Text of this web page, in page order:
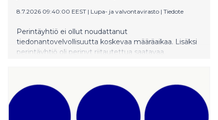
8.7.2026 09:40:00 EEST | Lupa- ja valvontavirasto | Tiedote
Perintäyhtiö ei ollut noudattanut
tiedonantovelvollisuutta koskevaa määräaikaa. Lisäksi
perintäyhtiö oli perinyt riitautettua saatavaa.